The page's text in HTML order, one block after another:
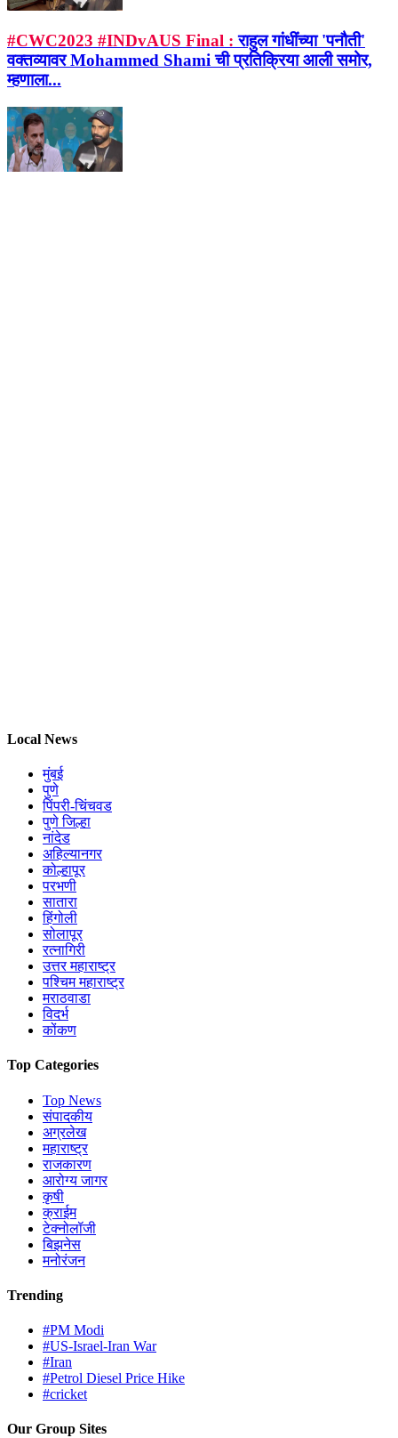
#CWC2023 #INDvAUS Final : राहुल गांधींच्या 'पनौती'
वक्तव्यावर Mohammed Shami ची प्रतिक्रिया आली समोर,
म्हणाला...
Local News
मुंबई
पुणे
पिंपरी-चिंचवड
पुणे जिल्हा
नांदेड
अहिल्यानगर
कोल्हापूर
परभणी
सातारा
हिंगोली
सोलापूर
रत्नागिरी
उत्तर महाराष्ट्र
पश्चिम महाराष्ट्र
मराठवाडा
विदर्भ
कोंकण
Top Categories
Top News
संपादकीय
अग्रलेख
महाराष्ट्र
राजकारण
आरोग्य जागर
कृषी
क्राईम
टेक्नोलॉजी
बिझनेस
मनोरंजन
Trending
#PM Modi
#US-Israel-Iran War
#Iran
#Petrol Diesel Price Hike
#cricket
Our Group Sites